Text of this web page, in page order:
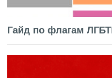
Гайд по флагам